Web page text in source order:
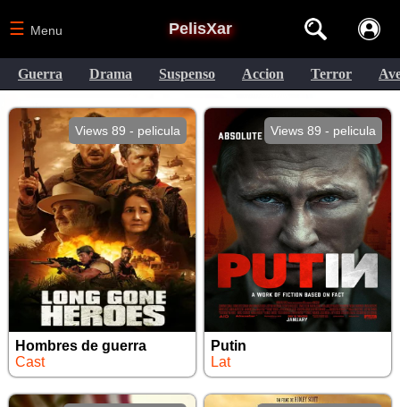
PelisXar
☰ Menu
Guerra Drama Suspenso Accion Terror
Views 89 - pelicula
Hombres de guerra
Cast
Views 89 - pelicula
Putin
Lat